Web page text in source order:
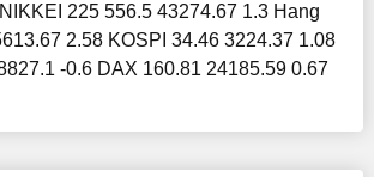
225 556.5 43274.67 1.3 Hang
2.58 KOSPI 34.46 3224.37 1.08
-0.6 DAX 160.81 24185.59 0.67